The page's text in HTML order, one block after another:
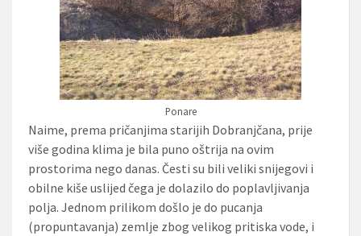
Ponare
Naime, prema pričanjima starijih Dobranjčana, prije
više godina klima je bila puno oštrija na ovim
prostorima nego danas. Česti su bili veliki snijegovi i
obilne kiše uslijed čega je dolazilo do poplavljivanja
polja. Jednom prilikom došlo je do pucanja
(propuntavanja) zemlje zbog velikog pritiska vode, i